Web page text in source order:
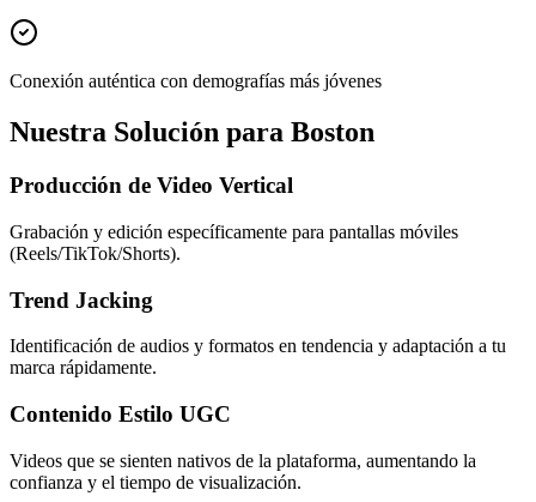
Conexión auténtica con demografías más jóvenes
Nuestra Solución para Boston
Producción de Video Vertical
Grabación y edición específicamente para pantallas móviles
(Reels/TikTok/Shorts).
Trend Jacking
Identificación de audios y formatos en tendencia y adaptación a tu
marca rápidamente.
Contenido Estilo UGC
Videos que se sienten nativos de la plataforma, aumentando la
confianza y el tiempo de visualización.